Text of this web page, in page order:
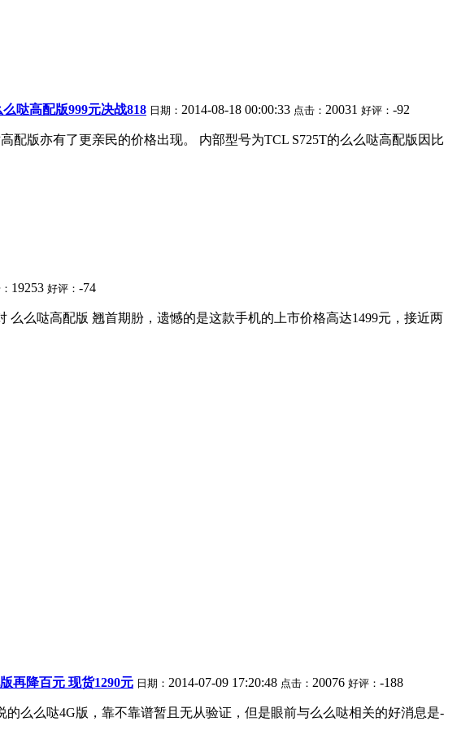
哒高配版999元决战818 日期： 2014-08-18 00:00:33 点击： 20031 好评： -92
版亦有了更亲民的价格出现。 内部型号为TCL S725T的么么哒高配版因比
19253 好评： -74
么哒高配版 翘首期朌，遗憾的是这款手机的上市价格高达1499元，接近两
再降百元 现货1290元 日期： 2014-07-09 17:20:48 点击： 20076 好评： -188
么么哒4G版，靠不靠谱暂且无从验证，但是眼前与么么哒相关的好消息是-